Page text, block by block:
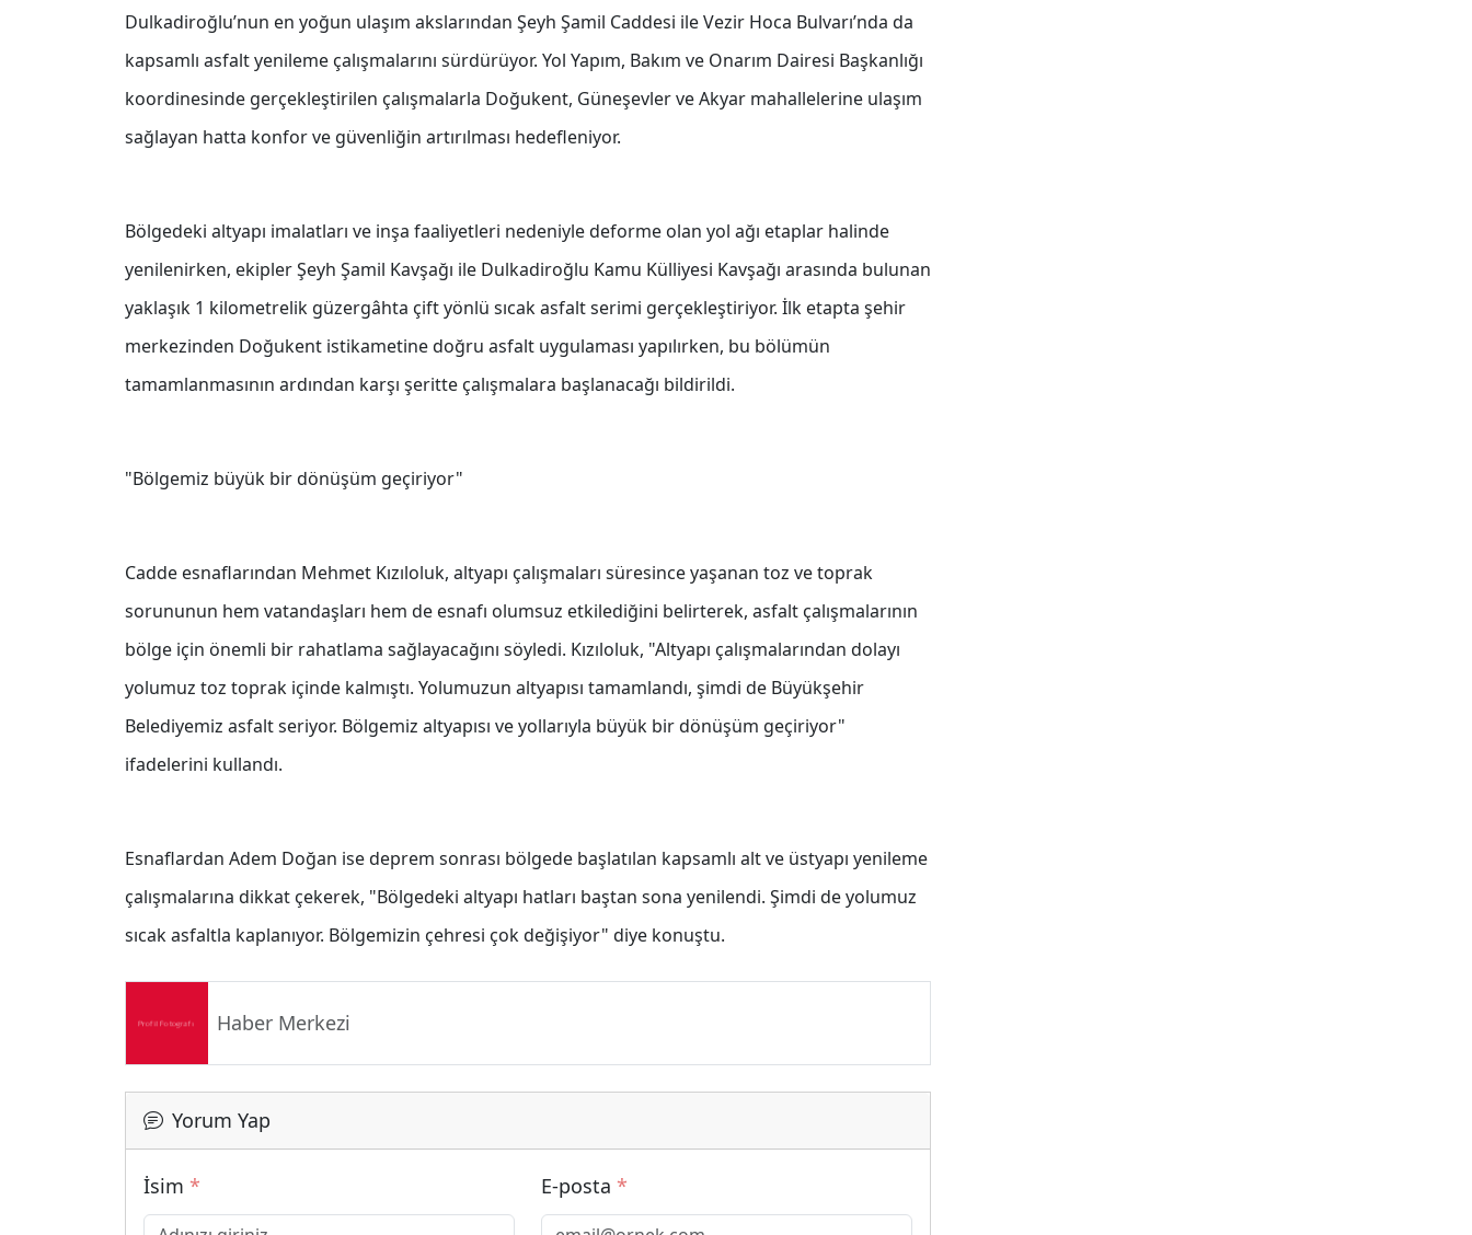
Dulkadiroğlu’nun en yoğun ulaşım akslarından Şeyh Şamil Caddesi ile Vezir Hoca Bulvarı’nda da
kapsamlı asfalt yenileme çalışmalarını sürdürüyor. Yol Yapım, Bakım ve Onarım Dairesi Başkanlığı
koordinesinde gerçekleştirilen çalışmalarla Doğukent, Güneşevler ve Akyar mahallelerine ulaşım
sağlayan hatta konfor ve güvenliğin artırılması hedefleniyor.
Bölgedeki altyapı imalatları ve inşa faaliyetleri nedeniyle deforme olan yol ağı etaplar halinde
yenilenirken, ekipler Şeyh Şamil Kavşağı ile Dulkadiroğlu Kamu Külliyesi Kavşağı arasında bulunan
yaklaşık 1 kilometrelik güzergâhta çift yönlü sıcak asfalt serimi gerçekleştiriyor. İlk etapta şehir
merkezinden Doğukent istikametine doğru asfalt uygulaması yapılırken, bu bölümün
tamamlanmasının ardından karşı şeritte çalışmalara başlanacağı bildirildi.
"Bölgemiz büyük bir dönüşüm geçiriyor"
Cadde esnaflarından Mehmet Kızıloluk, altyapı çalışmaları süresince yaşanan toz ve toprak
sorununun hem vatandaşları hem de esnafı olumsuz etkilediğini belirterek, asfalt çalışmalarının
bölge için önemli bir rahatlama sağlayacağını söyledi. Kızıloluk, "Altyapı çalışmalarından dolayı
yolumuz toz toprak içinde kalmıştı. Yolumuzun altyapısı tamamlandı, şimdi de Büyükşehir
Belediyemiz asfalt seriyor. Bölgemiz altyapısı ve yollarıyla büyük bir dönüşüm geçiriyor"
ifadelerini kullandı.
Esnaflardan Adem Doğan ise deprem sonrası bölgede başlatılan kapsamlı alt ve üstyapı yenileme
çalışmalarına dikkat çekerek, "Bölgedeki altyapı hatları baştan sona yenilendi. Şimdi de yolumuz
sıcak asfaltla kaplanıyor. Bölgemizin çehresi çok değişiyor" diye konuştu.
Haber Merkezi
Yorum Yap
İsim * E-posta *